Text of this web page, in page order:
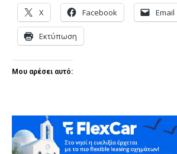
X Facebook Email
Εκτύπωση
Μου αρέσει αυτό: